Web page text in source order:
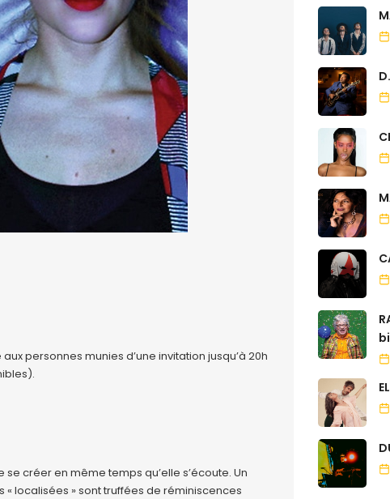
personnes munies d’une invitation jusqu’à 20h
créer en même temps qu’elle s’écoute. Un
localisées » sont truffées de réminiscences